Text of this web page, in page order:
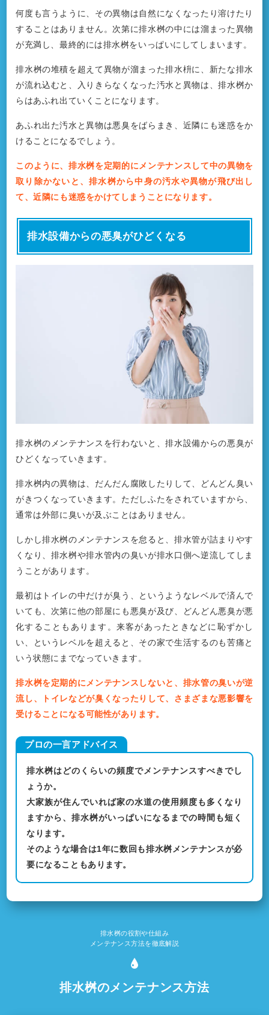
何度も言うように、その異物は自然になくなったり溶けたり
することはありません。次第に排水桝の中には溜まった異物
が充満し、最終的には排水桝をいっぱいにしてしまいます。
排水桝の堆積を超えて異物が溜まった排水枡に、新たな排水
が流れ込むと、入りきらなくなった汚水と異物は、排水桝か
らはあふれ出ていくことになります。
あふれ出た汚水と異物は悪臭をばらまき、近隣にも迷惑をか
けることになるでしょう。
このように、排水桝を定期的にメンテナンスして中の異物を
取り除かないと、排水桝から中身の汚水や異物が飛び出し
て、近隣にも迷惑をかけてしまうことになります。
排水設備からの悪臭がひどくなる
排水桝のメンテナンスを行わないと、排水設備からの悪臭が
ひどくなっていきます。
排水桝内の異物は、だんだん腐敗したりして、どんどん臭い
がきつくなっていきます。ただしふたをされていますから、
通常は外部に臭いが及ぶことはありません。
しかし排水桝のメンテナンスを怠ると、排水管が詰まりやす
くなり、排水桝や排水管内の臭いが排水口側へ逆流してしま
うことがあります。
最初はトイレの中だけが臭う、というようなレベルで済んで
いても、次第に他の部屋にも悪臭が及び、どんどん悪臭が悪
化することもあります。来客があったときなどに恥ずかし
い、というレベルを超えると、その家で生活するのも苦痛と
いう状態にまでなっていきます。
排水桝を定期的にメンテナンスしないと、排水管の臭いが逆
流し、トイレなどが臭くなったりして、さまざまな悪影響を
受けることになる可能性があります。
排水桝はどのくらいの頻度でメンテナンスすべきでし
ょうか。
大家族が住んでいれば家の水道の使用頻度も多くなり
ますから、排水桝がいっぱいになるまでの時間も短く
なります。
そのような場合は1年に数回も排水桝メンテナンスが必
要になることもあります。
排水桝の役割や仕組み
メンテナンス方法を徹底解説
排水桝のメンテナンス方法